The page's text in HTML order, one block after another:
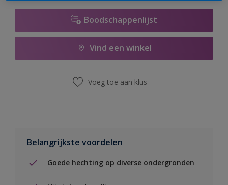
Boodschappenlijst
Vind een winkel
Voeg toe aan klus
Belangrijkste voordelen
Goede hechting op diverse ondergronden